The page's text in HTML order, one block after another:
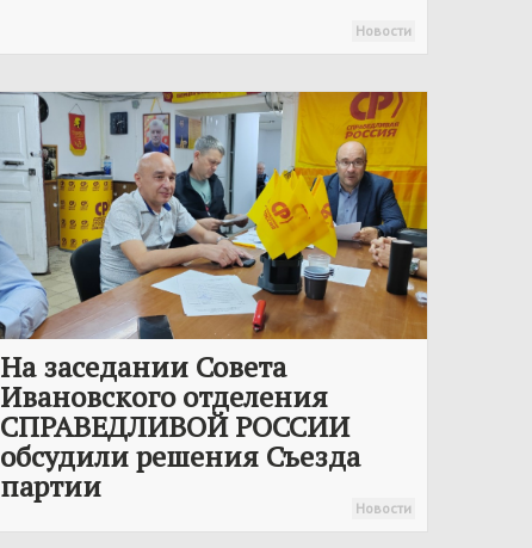
Новости
На заседании Совета
Ивановского отделения
СПРАВЕДЛИВОЙ РОССИИ
обсудили решения Съезда
партии
Новости